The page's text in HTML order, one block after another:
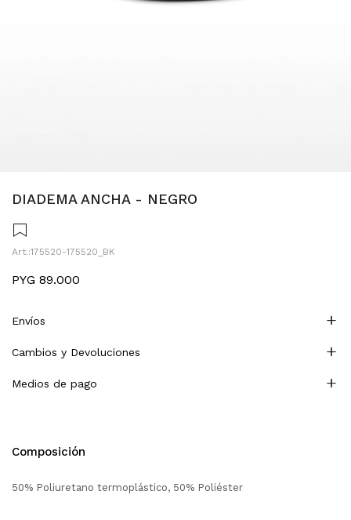
DIADEMA ANCHA - NEGRO
175520-175520_BK
PYG 89.000
Envíos
Cambios y Devoluciones
Medios de pago
Composición
50% Poliuretano termoplástico, 50% Poliéster